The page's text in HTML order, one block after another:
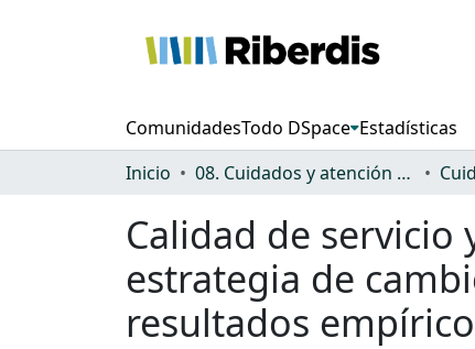
ComunidadesTodo DSpace Estadísticas
Inicio
08. Cuidados y atención a la dependencia
Calidad de servicio
estrategia de
resultados